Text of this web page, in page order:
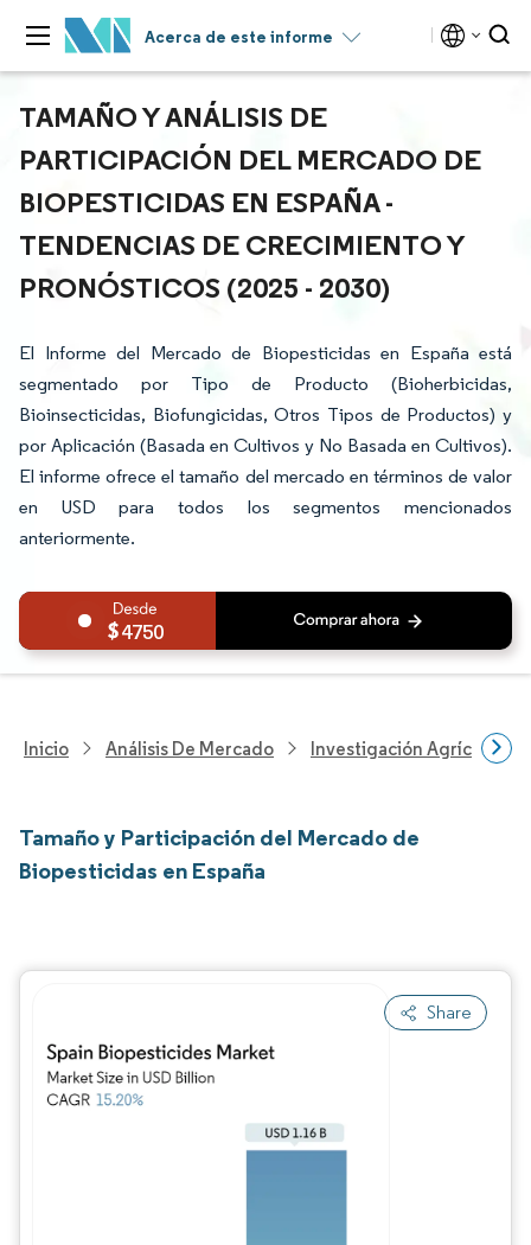
Acerca de este informe
TAMAÑO Y ANÁLISIS DE
PARTICIPACIÓN DEL MERCADO DE
BIOPESTICIDAS EN ESPAÑA -
TENDENCIAS DE CRECIMIENTO Y
PRONÓSTICOS (2025 - 2030)
El Informe del Mercado de Biopesticidas en España está
segmentado por Tipo de Producto (Bioherbicidas,
Bioinsecticidas, Biofungicidas, Otros Tipos de Productos) y
por Aplicación (Basada en Cultivos y No Basada en Cultivos).
El informe ofrece el tamaño del mercado en términos de valor
en USD para todos los segmentos mencionados
anteriormente.
4750
Inicio Análisis De Mercado Investigación Agrícola
Tamaño y Participación del Mercado de
Biopesticidas en España
Share